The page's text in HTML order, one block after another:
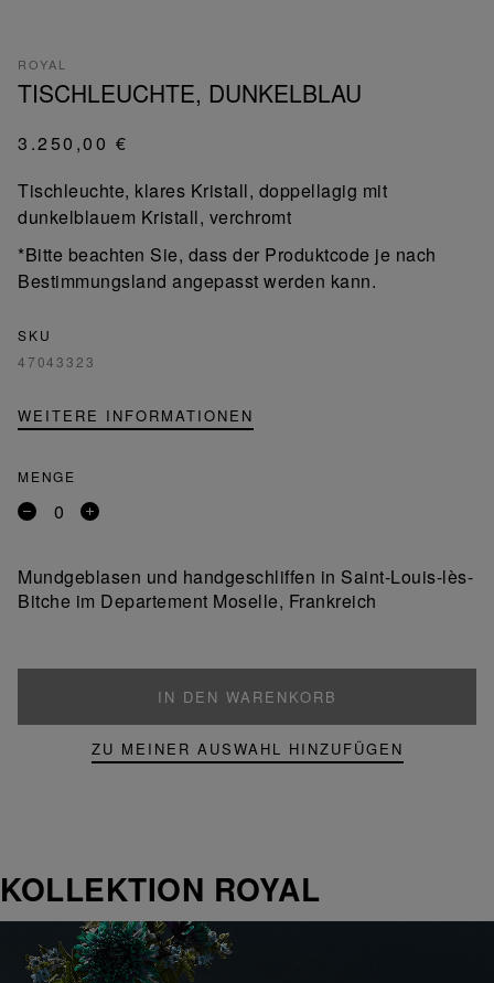
ROYAL
TISCHLEUCHTE, DUNKELBLAU
3.250,00 €
Tischleuchte, klares Kristall, doppellagig mit
dunkelblauem Kristall, verchromt
*Bitte beachten Sie, dass der Produktcode je nach
Bestimmungsland angepasst werden kann.
SKU
47043323
WEITERE INFORMATIONEN
MENGE
Entfernen
Produkt
Ein
Mundgeblasen und handgeschliffen in Saint-Louis-lès-
Bitche im Departement Moselle, Frankreich
IN DEN WARENKORB
ZU MEINER AUSWAHL HINZUFÜGEN
KOLLEKTION ROYAL